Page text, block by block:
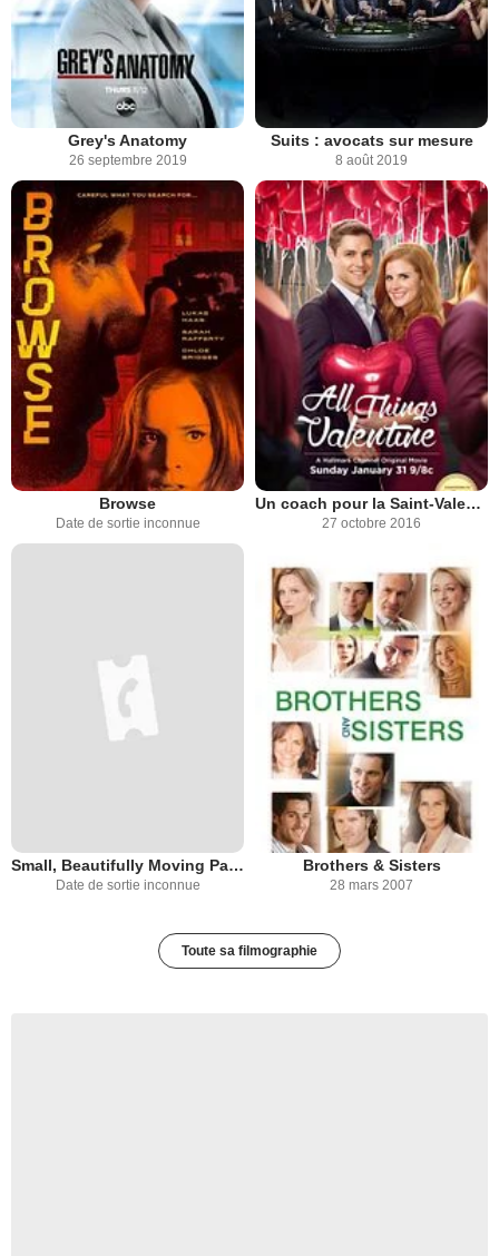
Grey's Anatomy
26 septembre 2019
Suits : avocats sur mesure
8 août 2019
Browse
Date de sortie inconnue
Un coach pour la Saint-Valentin
27 octobre 2016
Small, Beautifully Moving Parts
Date de sortie inconnue
Brothers & Sisters
28 mars 2007
Toute sa filmographie